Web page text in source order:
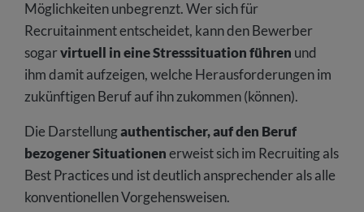
Möglichkeiten unbegrenzt. Wer sich für
Recruitainment entscheidet, kann den Bewerber
sogarvirtuell in eine Stresssituation führen und
ihm damit aufzeigen, welche Herausforderungen im
zukünftigen Beruf auf ihn zukommen (können).
Die Darstellungauthentischer, auf den Beruf
bezogener Situationenerweist sich im Recruiting als
Best Practices und ist deutlich ansprechender als alle
konventionellen Vorgehensweisen.